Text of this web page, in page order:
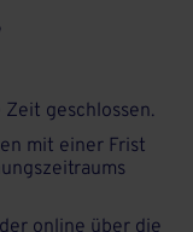
Zeit geschlossen.
mit einer Frist
online über die